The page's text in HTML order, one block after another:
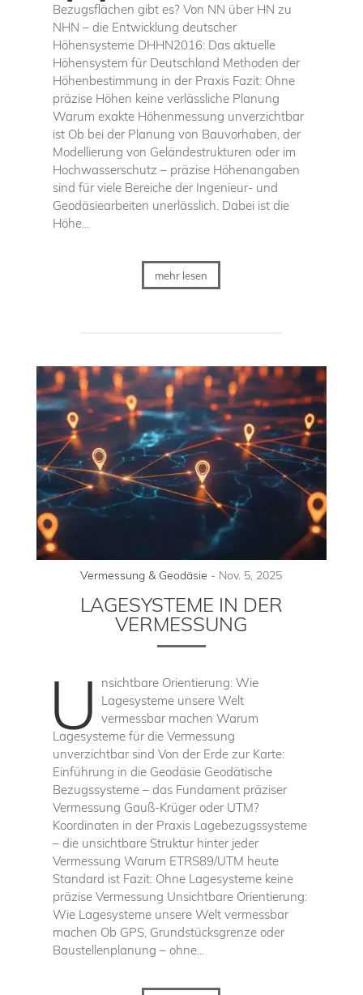
Bezugsflächen gibt es? Von NN über HN zu
NHN – die Entwicklung deutscher
Höhensysteme DHHN2016: Das aktuelle
Höhensystem für Deutschland Methoden der
Höhenbestimmung in der Praxis Fazit: Ohne
präzise Höhen keine verlässliche Planung
Warum exakte Höhenmessung unverzichtbar
ist Ob bei der Planung von Bauvorhaben, der
Modellierung von Geländestrukturen oder im
Hochwasserschutz – präzise Höhenangaben
sind für viele Bereiche der Ingenieur- und
Geodäsiearbeiten unerlässlich. Dabei ist die
Höhe...
mehr lesen
Vermessung & Geodäsie - Nov. 5, 2025
LAGESYSTEME IN DER
VERMESSUNG
U
nsichtbare Orientierung: Wie
Lagesysteme unsere Welt
vermessbar machen Warum
Lagesysteme für die Vermessung
unverzichtbar sind Von der Erde zur Karte:
Einführung in die Geodäsie Geodätische
Bezugssysteme – das Fundament präziser
Vermessung Gauß-Krüger oder UTM?
Koordinaten in der Praxis Lagebezugssysteme
– die unsichtbare Struktur hinter jeder
Vermessung Warum ETRS89/UTM heute
Standard ist Fazit: Ohne Lagesysteme keine
präzise Vermessung Unsichtbare Orientierung:
Wie Lagesysteme unsere Welt vermessbar
machen Ob GPS, Grundstücksgrenze oder
Baustellenplanung – ohne...